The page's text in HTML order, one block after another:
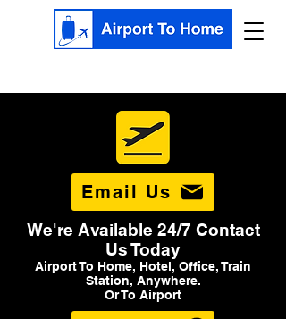
Email Us
We're Available 24/7 Contact
Us Today
Airport To Home, Hotel, Office, Train
Station, Anywhere.
Or To Airport